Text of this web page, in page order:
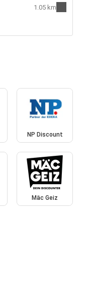
1.05 km
NP Discount
Mäc Geiz